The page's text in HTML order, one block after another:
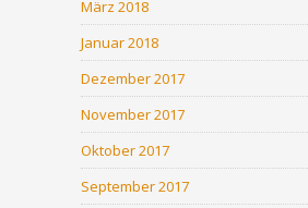
März 2018
Januar 2018
Dezember 2017
November 2017
Oktober 2017
September 2017